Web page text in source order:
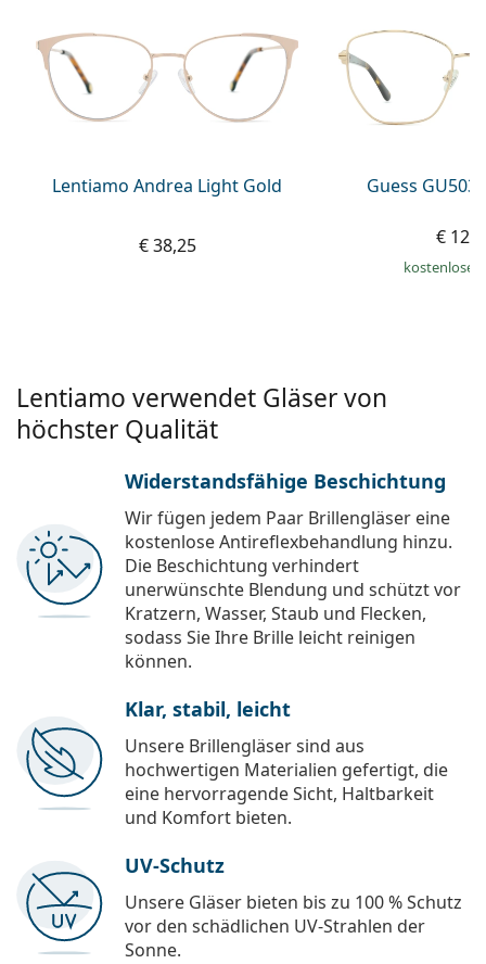
Prada
Alle Marken
Lentiamo Andrea Light Gold
€ 38,25
Guess
€
kostenloser
Lentiamo verwendet Gläser von
höchster Qualität
Widerstandsfähige Beschichtung
Wir fügen jedem Paar Brillengläser eine
kostenlose Antireflexbehandlung hinzu.
Die Beschichtung verhindert
unerwünschte Blendung und schützt vor
Kratzern, Wasser, Staub und Flecken,
sodass Sie Ihre Brille leicht reinigen
können.
Klar, stabil, leicht
Unsere Brillengläser sind aus
hochwertigen Materialien gefertigt, die
eine hervorragende Sicht, Haltbarkeit
und Komfort bieten.
UV-Schutz
Unsere Gläser bieten bis zu 100 % Schutz
vor den schädlichen UV-Strahlen der
Sonne.